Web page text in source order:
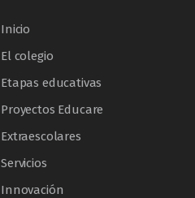
Inicio
El colegio
Etapas educativas
Proyectos Educare
Extraescolares
Servicios
Innovación